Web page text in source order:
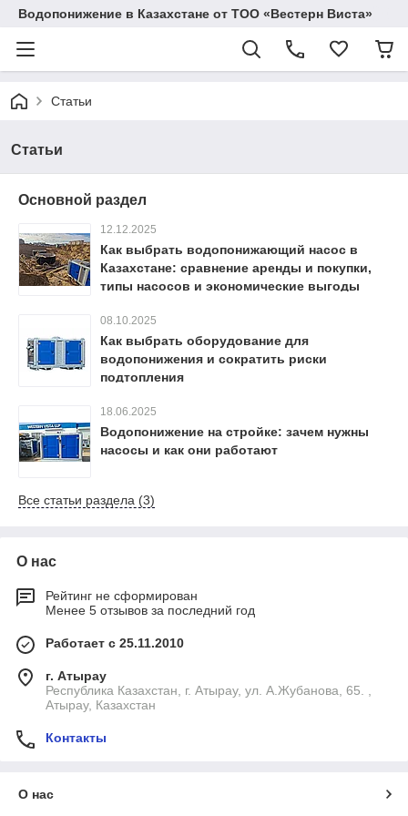
Водопонижение в Казахстане от ТОО «Вестерн Виста»
Статьи
Статьи
Основной раздел
12.12.2025
Как выбрать водопонижающий насос в
Казахстане: сравнение аренды и покупки,
типы насосов и экономические выгоды
08.10.2025
Как выбрать оборудование для
водопонижения и сократить риски
подтопления
18.06.2025
Водопонижение на стройке: зачем нужны
насосы и как они работают
Все статьи раздела (3)
О нас
Рейтинг не сформирован
Менее 5 отзывов за последний год
Работает с 25.11.2010
г. Атырау
Республика Казахстан, г. Атырау, ул. А.Жубанова, 65. ,
Атырау, Казахстан
Контакты
О нас